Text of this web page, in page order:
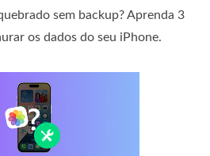
sem backup? Aprenda 3
os dados do seu iPhone.